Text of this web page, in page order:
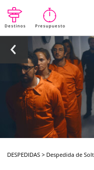
Destinos Presupuesto
DESPEDIDAS > Despedida de